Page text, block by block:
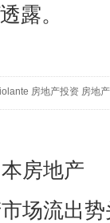
露。
房地产投资 房地
房地产
场流出